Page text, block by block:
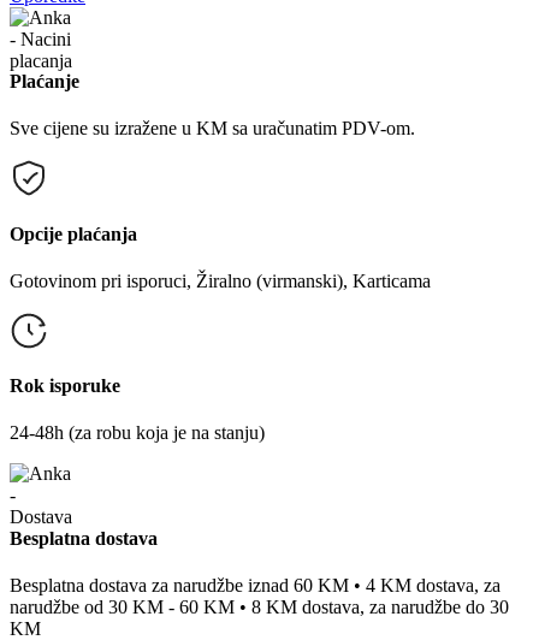
Plaćanje
Sve cijene su izražene u KM sa uračunatim PDV-om.
Opcije plaćanja
Gotovinom pri isporuci, Žiralno (virmanski), Karticama
Rok isporuke
24-48h (za robu koja je na stanju)
Besplatna dostava
Besplatna dostava za narudžbe iznad 60 KM • 4 KM dostava, za
narudžbe od 30 KM - 60 KM • 8 KM dostava, za narudžbe do 30
KM